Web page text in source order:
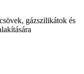
gázszilikátok és